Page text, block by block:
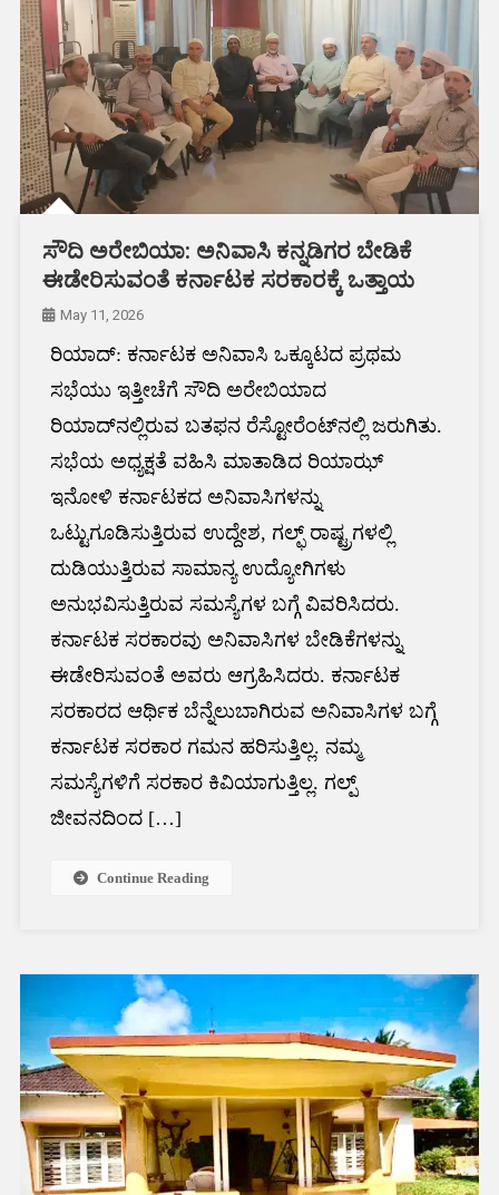
ಸೌದಿ ಅರೇಬಿಯಾ: ಅನಿವಾಸಿ ಕನ್ನಡಿಗರ ಬೇಡಿಕೆ
ಈಡೇರಿಸುವಂತೆ ಕರ್ನಾಟಕ ಸರಕಾರಕ್ಕೆ ಒತ್ತಾಯ
May 11, 2026
ರಿಯಾದ್: ಕರ್ನಾಟಕ ​ಅನಿವಾಸಿ ಒಕ್ಕೂಟದ ಪ್ರಥಮ‌
ಸಭೆಯು ಇತ್ತೀಚೆಗೆ ಸೌದಿ ಅರೇಬಿಯಾದ
ರಿಯಾದ್‌ನಲ್ಲಿರುವ ಬತಫನ ರೆಸ್ಟೋರೆಂಟ್‌ನಲ್ಲಿ ಜರುಗಿತು.
ಸಭೆಯ ಅಧ್ಯಕ್ಷತೆ ವಹಿಸಿ ಮಾತಾಡಿದ ರಿಯಾಝ್
ಇನೋಳಿ ಕರ್ನಾಟಕದ ಅನಿವಾಸಿಗಳನ್ನು
ಒಟ್ಟುಗೂಡಿಸುತ್ತಿರುವ ಉದ್ದೇಶ, ಗಲ್ಫ್ ರಾಷ್ಟ್ರಗಳಲ್ಲಿ
ದುಡಿಯುತ್ತಿರುವ ಸಾಮಾನ್ಯ ಉದ್ಯೋಗಿಗಳು
ಅನುಭವಿಸುತ್ತಿರುವ ಸಮಸ್ಯೆಗಳ ಬಗ್ಗೆ ವಿವರಿಸಿದರು.
ಕರ್ನಾಟಕ ಸರಕಾರವು ಅನಿವಾಸಿಗಳ ಬೇಡಿಕೆಗಳನ್ನು
ಈಡೇರಿಸುವಂತೆ ಅವರು ಆಗ್ರಹಿಸಿದರು. ಕರ್ನಾಟಕ
ಸರಕಾರದ ಆರ್ಥಿಕ ಬೆನ್ನೆಲುಬಾಗಿರುವ ಅನಿವಾಸಿಗಳ ಬಗ್ಗೆ
ಕರ್ನಾಟಕ ಸರಕಾರ ಗಮನ ಹರಿಸುತ್ತಿಲ್ಲ. ನಮ್ಮ
ಸಮಸ್ಯೆಗಳಿಗೆ ಸರಕಾರ ಕಿವಿಯಾಗುತ್ತಿಲ್ಲ. ಗಲ್ಪ್
ಜೀವನದಿಂದ […]
Continue Reading